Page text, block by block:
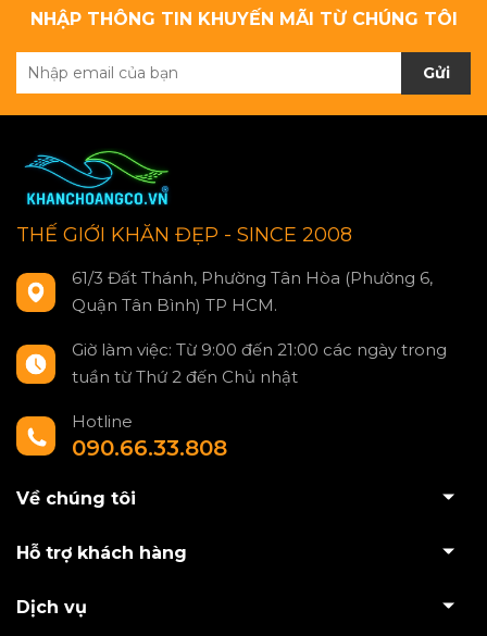
NHẬP THÔNG TIN KHUYẾN MÃI TỪ CHÚNG TÔI
Gửi
THẾ GIỚI KHĂN ĐẸP - SINCE 2008
61/3 Đất Thánh, Phường Tân Hòa (Phường 6,
Quận Tân Bình) TP HCM.
Giờ làm việc: Từ 9:00 đến 21:00 các ngày trong
tuần từ Thứ 2 đến Chủ nhật
Hotline
090.66.33.808
Về chúng tôi
Hỗ trợ khách hàng
Dịch vụ